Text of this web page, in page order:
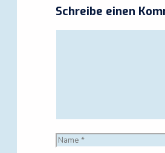
Schreibe einen
Name